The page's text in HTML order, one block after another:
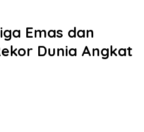
Emas dan
Dunia Angkat